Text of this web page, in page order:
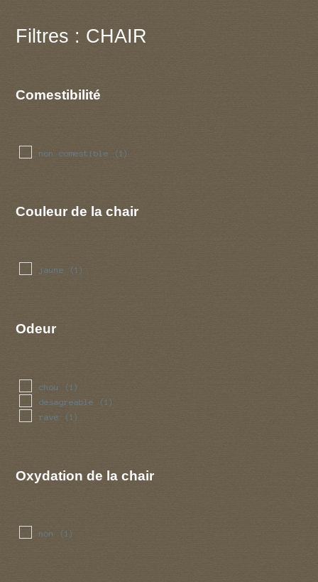
Filtres : CHAIR
Comestibilité
non comestible (1)
Couleur de la chair
jaune (1)
Odeur
chou (1)
desagreable (1)
rave (1)
Oxydation de la chair
non (1)